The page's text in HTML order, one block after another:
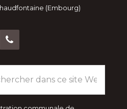
(Embourg)